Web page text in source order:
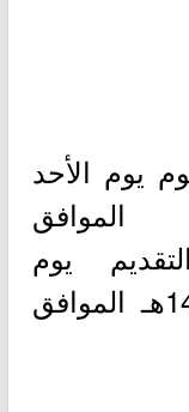
يوم الأحد
1447/08/20هـ الموافق
التقديم يوم
الخميس بتاريخ 1447/09/30هـ الموافق